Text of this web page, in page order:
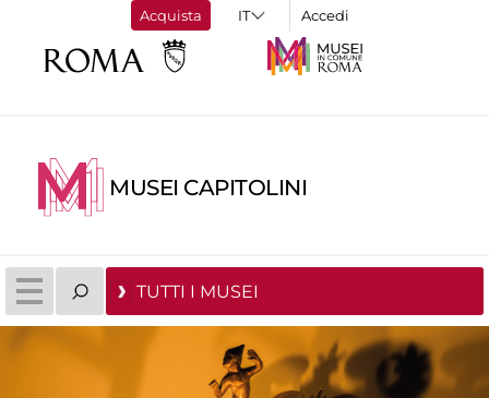
Acquista Accedi
MUSEI CAPITOLINI
TUTTI I MUSEI